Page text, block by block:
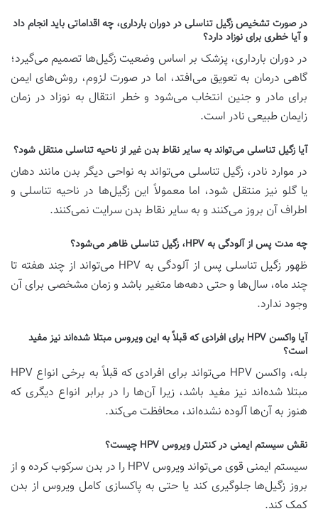
در صورت تشخیص زگیل تناسلی در دوران بارداری، چه اقداماتی باید انجام داد
و آیا خطری برای نوزاد دارد؟
در دوران بارداری، پزشک بر اساس وضعیت زگیل‌ها تصمیم می‌گیرد؛
گاهی درمان به تعویق می‌افتد، اما در صورت لزوم، روش‌های ایمن
برای مادر و جنین انتخاب می‌شود و خطر انتقال به نوزاد در زمان
زایمان طبیعی نادر است.
آیا زگیل تناسلی می‌تواند به سایر نقاط بدن غیر از ناحیه تناسلی منتقل شود؟
در موارد نادر، زگیل تناسلی می‌تواند به نواحی دیگر بدن مانند دهان
یا گلو نیز منتقل شود، اما معمولاً این زگیل‌ها در ناحیه تناسلی و
اطراف آن بروز می‌کنند و به سایر نقاط بدن سرایت نمی‌کنند.
چه مدت پس از آلودگی به HPV، زگیل تناسلی ظاهر می‌شود؟
ظهور زگیل تناسلی پس از آلودگی به HPV می‌تواند از چند هفته تا
چند ماه، سال‌ها و حتی دهه‌ها متغیر باشد و زمان مشخصی برای آن
وجود ندارد.
آیا واکسن HPV برای افرادی که قبلاً به این ویروس مبتلا شده‌اند نیز مفید
است؟
بله، واکسن HPV می‌تواند برای افرادی که قبلاً به برخی انواع HPV
مبتلا شده‌اند نیز مفید باشد، زیرا آن‌ها را در برابر انواع دیگری که
هنوز به آن‌ها آلوده نشده‌اند، محافظت می‌کند.
نقش سیستم ایمنی در کنترل ویروس HPV چیست؟
سیستم ایمنی قوی می‌تواند ویروس HPV را در بدن سرکوب کرده و از
بروز زگیل‌ها جلوگیری کند یا حتی به پاکسازی کامل ویروس از بدن
کمک کند.